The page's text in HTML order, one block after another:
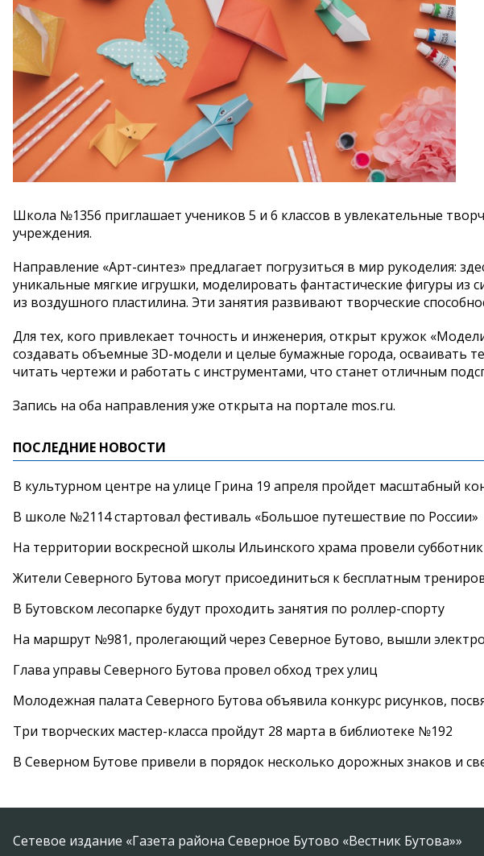
Школа №1356 приглашает учеников 5 и 6 классов в увлекательные
учреждения.
Направление «Арт-синтез» предлагает погрузиться в мир рукоделия:
уникальные мягкие игрушки, моделировать фантастические фигуры из
из воздушного пластилина. Эти занятия развивают творческие
Для тех, кого привлекает точность и инженерия, открыт кружок «
создавать объемные 3D-модели и целые бумажные города, осваивать
читать чертежи и работать с инструментами, что станет отличным
Запись на оба направления уже открыта на портале mos.ru.
ПОСЛЕДНИЕ НОВОСТИ
В культурном центре на улице Грина 19 апреля пройдет масштабный
В школе №2114 стартовал фестиваль «Большое путешествие по России»
На территории воскресной школы Ильинского храма провели субботник
Жители Северного Бутова могут присоединиться к бесплатным
В Бутовском лесопарке будут проходить занятия по роллер-спорту
На маршрут №981, пролегающий через Северное Бутово, вышли
Глава управы Северного Бутова провел обход трех улиц
Молодежная палата Северного Бутова объявила конкурс рисунков,
Три творческих мастер-класса пройдут 28 марта в библиотеке №192
В Северном Бутове привели в порядок несколько дорожных знаков и
Сетевое издание «Газета района Северное Бутово «Вестник Бутова»»